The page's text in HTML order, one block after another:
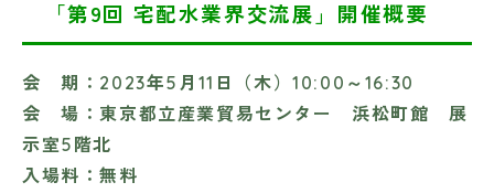
「第9回 宅配水業界交流展」開催概要
会 期：2023年5月11日（木）10:00～16:30
会 場：東京都立産業貿易センター 浜松町館 展
示室5階北
入場料：無料